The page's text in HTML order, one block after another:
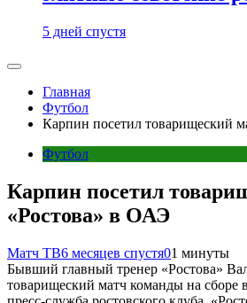
5 дней спустя
Главная
Футбол
Карпин посетил товарищеский
Футбол
Карпин посетил
«Ростова» в ОАЭ
Матч ТВ6 месяцев спустя01 минуты
Бывший главный тренер «Ростова»
товарищеский матч команды на